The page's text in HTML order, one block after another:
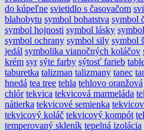
do kúpeľne svietidlo s časovačom
blahobytu symbol bohatstva symbol
symbol hojnosti symbol lásky
symbol ochrany symbol sily symbol
jedál symbolika vianočných koláčov
krém syr sýte farby sýtosť farieb
taburetka talizman talizmany tanec
hnedá tea tree tehla tehlovo oranžová
chlór tekvica tekvicová marmeláda
nátierka tekvicové semienka
tekvicový koláč tekvicový kompót
temperovaný skleník tepelná izolácia